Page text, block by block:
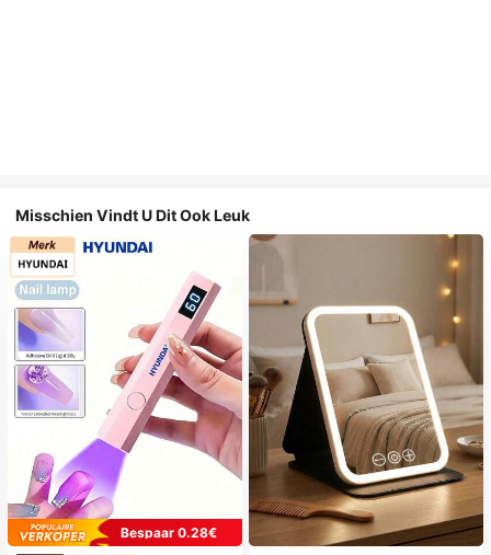
Misschien Vindt U Dit Ook Leuk
Bespaar 0.28€